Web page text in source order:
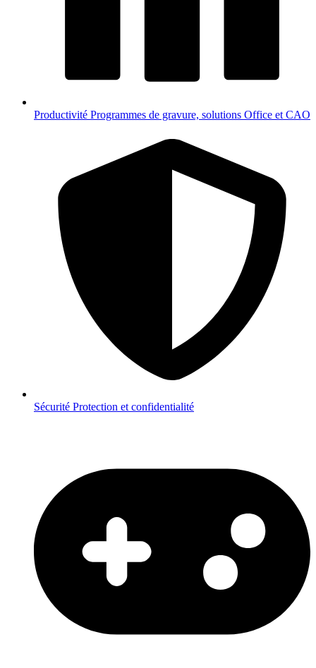
Productivité Programmes de gravure, solutions Office et CAO
Sécurité Protection et confidentialité